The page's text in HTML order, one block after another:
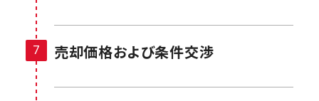
売却価格および条件交渉